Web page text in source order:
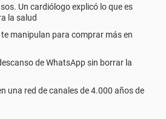
Un cardiólogo explicó lo que es
la salud
te manipulan para comprar más en
de WhatsApp sin borrar la
una red de canales de 4.000 años de